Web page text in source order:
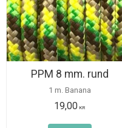
PPM 8 mm. rund
1 m. Banana
19,00 KR